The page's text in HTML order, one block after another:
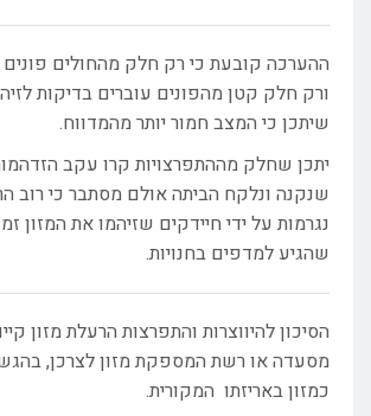
ההערכה קובעת כי רק חלק מהחולים פונים
ורק חלק קטן מהפונים עוברים בדיקות
שיתכן כי המצב חמור יותר מהמדווח.
יתכן שחלק מההתפרצויות קרו עקב
שנקנה ונלקח הביתה אולם מסתבר כי רוב
נגרמות על ידי חיידקים שזיהמו את המזון
שהגיע למדפים בחנויות.
הסיכון להיווצרות והתפרצות הרעלת מזון
מסעדה או רשת המספקת מזון לצרכן,
כמזון באריזתו המקורית.